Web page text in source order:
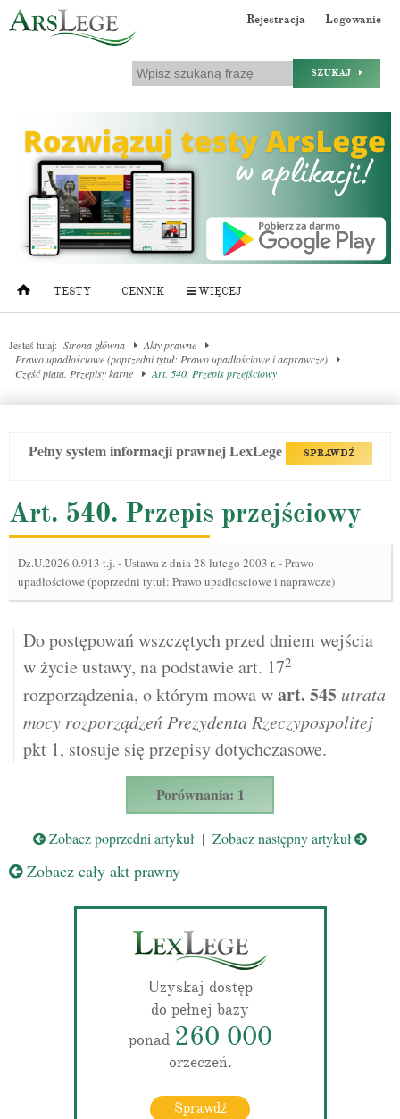
Rejestracja Logowanie
SZUKAJ
TESTY CENNIK WIĘCEJ
Jesteś tutaj: Strona główna
Akty prawne
Prawo upadłościowe (poprzedni tytuł: Prawo upadłościowe i naprawcze)
Część piąta. Przepisy karne
Art. 540. Przepis przejściowy
Pełny system informacji prawnej LexLege SPRAWDŹ
Art. 540. Przepis przejściowy
Dz.U.2026.0.913 t.j.-Ustawa z dnia 28 lutego 2003 r. - Prawo
upadłościowe (poprzedni tytuł: Prawo upadłosciowe i naprawcze)
Do postępowań wszczętych przed dniem wejścia
w życie ustawy, na podstawie art. 172
rozporządzenia, o którym mowa wart. 545 utrata
mocy rozporządzeń Prezydenta Rzeczypospolitej
pkt 1, stosuje się przepisy dotychczasowe.
Porównania: 1
Zobacz poprzedni artykuł | Zobacz następny artykuł
Zobacz cały akt prawny
Uzyskaj dostęp
do pełnej bazy
ponad 260 000
orzeczeń.
Sprawdź